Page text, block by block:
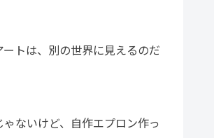
トは、別の世界に見えるのだ
ゃないけど、自作エプロン作っ